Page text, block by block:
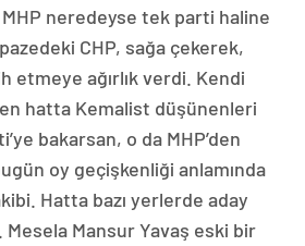
neredeyse tek parti haline
CHP, sağa çekerek,
etmeye ağırlık verdi. Kendi
hatta Kemalist düşünenleri
bakarsan, o da MHP’den
oy geçişkenliği anlamında
Hatta bazı yerlerde aday
Mesela Mansur Yavaş eski bir